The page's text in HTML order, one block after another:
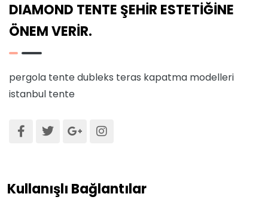
DIAMOND TENTE ŞEHİR ESTETİĞİNE
ÖNEM VERİR.
pergola tentedubleks teras kapatma modelleri
istanbul tente
Kullanışlı Bağlantılar